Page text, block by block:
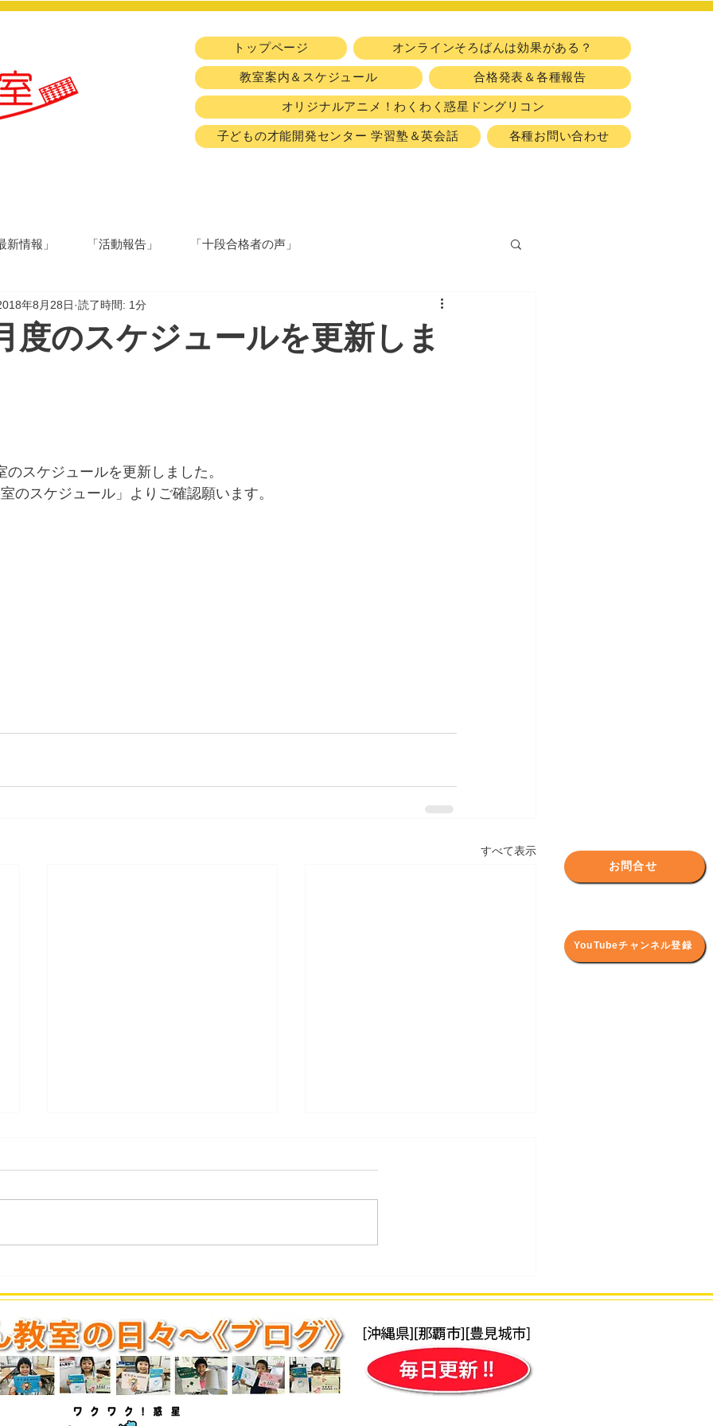
トップページ オンラインそろばんは効果がある？
教室案内＆スケジュール 合格発表＆各種報告
オリジナルアニメ！わくわく惑星ドングリコン
子どもの才能開発センター 学習塾＆英会話 各種お問い合わせ
YouTubeチャンネル登録
お問合せ
新情報」 「活動報告」 「十段合格者の声」
度のスケジュールを更新しま
年8月28日 読了時間: 1分
スケジュールを更新しました。
のスケジュール」よりご確認願います。
すべて表示
ざん段位」検定試験 合格発
ばん段位」検定試験 合格発